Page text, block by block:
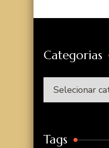
Categorias
Categorias
Tags